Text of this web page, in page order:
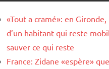
«Tout a cramé»: en
d’un habitant qui reste
sauver ce qui reste
France: Zidane «espère»